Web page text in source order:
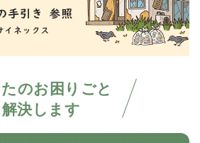
のお困りごと
解決します